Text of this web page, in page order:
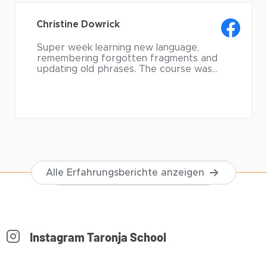
Christine Dowrick
Super week learning new language,
remembering forgotten fragments and
updating old phrases. The course was
Alle Erfahrungsberichte anzeigen
Instagram Taronja School